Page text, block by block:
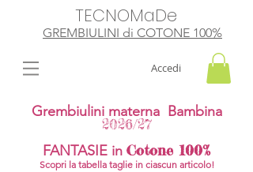
TECNOMaDe
GREMBIULINI di ​ COTONE 100%
Accedi
Grembiulini materna Bambina
2026/27
FANTASIE in Cotone 100%
Scopri la tabella taglie in ciascun articolo!